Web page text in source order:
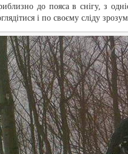
до пояса в снігу, з
і по своєму сліду